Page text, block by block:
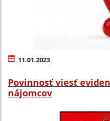
11.01.2023
Povinnosť viesť
nájomcov